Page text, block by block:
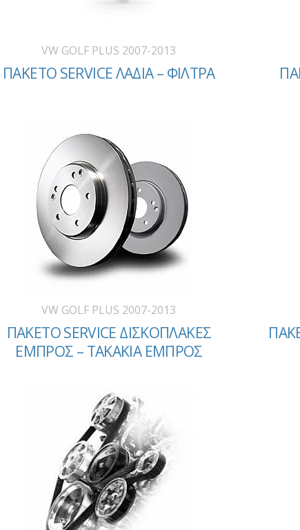
VW GOLF PLUS 2007-2013
ΠΑΚΕΤΟ SERVICE ΛΑΔΙΑ – ΦΙΛΤΡΑ
VW GOLF PLUS 2007-2013
ΠΑΚΕΤΟ SERVICE ΔΙΣΚΟΠΛΑΚΕΣ
ΕΜΠΡΟΣ – ΤΑΚΑΚΙΑ ΕΜΠΡΟΣ